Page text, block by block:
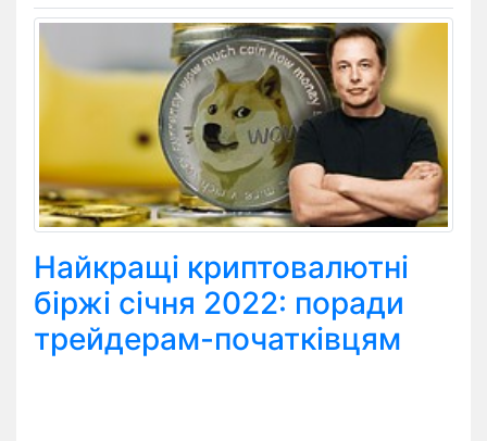
Найкращі криптовалютні
біржі січня 2022: поради
трейдерам-початківцям